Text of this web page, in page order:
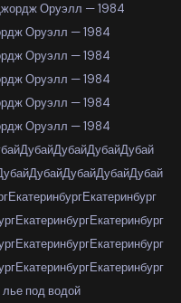
Оруэлл — 1984
Оруэлл — 1984
Оруэлл — 1984
Оруэлл — 1984
Оруэлл — 1984
Оруэлл — 1984
ДубайДубайДубайДубай
ДубайДубайДубайДубай
ЕкатеринбургЕкатеринбург
ЕкатеринбургЕкатеринбург
ЕкатеринбургЕкатеринбург
ЕкатеринбургЕкатеринбург
под водой